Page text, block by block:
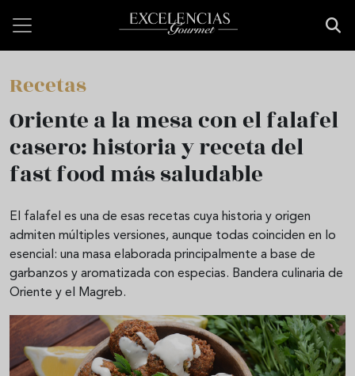
Recetas
Oriente a la mesa con el falafel
casero: historia y receta del
fast food más saludable
El falafel es una de esas recetas cuya historia y origen
admiten múltiples versiones, aunque todas coinciden en lo
esencial: una masa elaborada principalmente a base de
garbanzos y aromatizada con especias. Bandera culinaria de
Oriente y el Magreb.